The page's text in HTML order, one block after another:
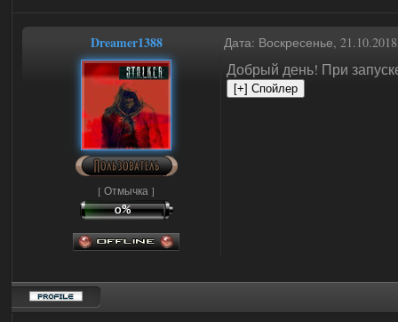
Dreamer1388 Дата: Воскресенье,
[ Отмычка ]
Добрый день! При